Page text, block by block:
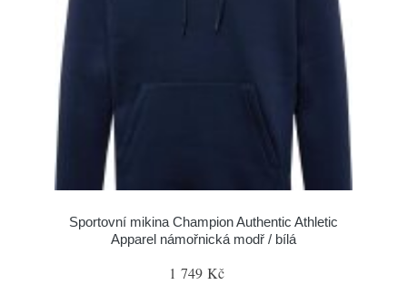
Sportovní mikina Champion Authentic Athletic
Apparel námořnická modř / bílá
1 749 Kč